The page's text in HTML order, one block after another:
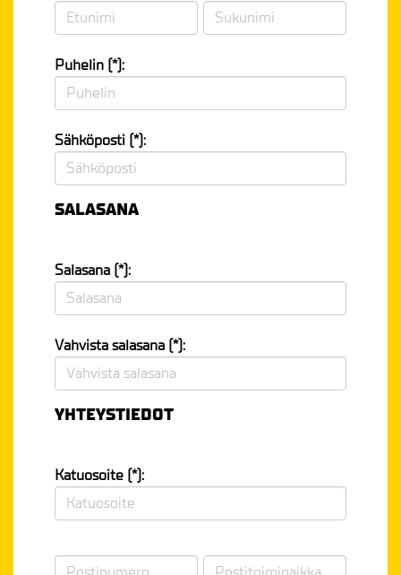
Puhelin (*):
Sähköposti (*):
SALASANA
Salasana (*):
Vahvista salasana (*):
YHTEYSTIEDOT
Katuosoite (*):